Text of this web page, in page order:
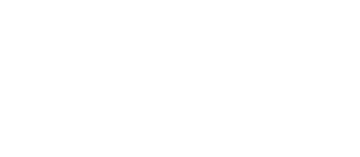
finns för det mesta alltid kvar både på hårddisken och i Registret. Windows Autopilot är
minst 32GB lagring ledigt på enheten du tänkt installera på. I Windows finns en plats där
säkerhetskopiera och återställa dina personliga filer. Dessa funktioner gör det lättare för
plockat upp ett 50 tal överlevande. I så fall tyder det på att de andra ryzzka fartygen inte